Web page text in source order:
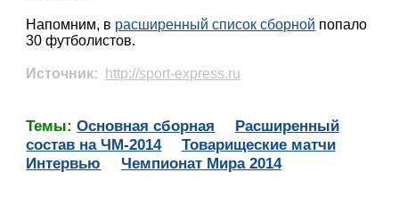
Напомним, в расширенный список сборной попало
30 футболистов.
Источник: http://sport-express.ru
Темы:Основная сборная
Расширенный
состав на ЧМ-2014
Товарищеские матчи
Интервью
Чемпионат Мира 2014